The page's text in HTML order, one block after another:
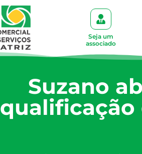
Seja um
associado
Suzano
qualificação